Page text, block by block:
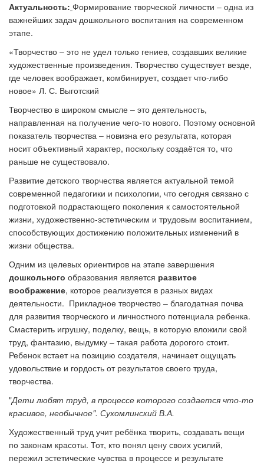
Актуальность: Формирование творческой личности – одна из
важнейших задач дошкольного воспитания на современном
этапе.
«Творчество – это не удел только гениев, создавших великие
художественные произведения. Творчество существует везде,
где человек воображает, комбинирует, создает что-либо
новое» Л. С. Выготский
Творчество в широком смысле – это деятельность,
направленная на получение чего-то нового. Поэтому основной
показатель творчества – новизна его результата, которая
носит объективный характер, поскольку создаётся то, что
раньше не существовало.
Развитие детского творчества является актуальной темой
современной педагогики и психологии, что сегодня связано с
подготовкой подрастающего поколения к самостоятельной
жизни, художественно-эстетическим и трудовым воспитанием,
способствующих достижению положительных изменений в
жизни общества.
Одним из целевых ориентиров на этапе завершения
дошкольного образования является развитое
воображение, которое реализуется в разных видах
деятельности. Прикладное творчество – благодатная почва
для развития творческого и личностного потенциала ребенка.
Смастерить игрушку, поделку, вещь, в которую вложили свой
труд, фантазию, выдумку – такая работа дорогого стоит.
Ребенок встает на позицию создателя, начинает ощущать
удовольствие и гордость от результатов своего труда,
творчества.
"Дети любят труд, в процессе которого создается что-то
красивое, необычное". Сухомлинский В.А.
Художественный труд учит ребёнка творить, создавать вещи
по законам красоты. Тот, кто понял цену своих усилий,
пережил эстетические чувства в процессе и результате